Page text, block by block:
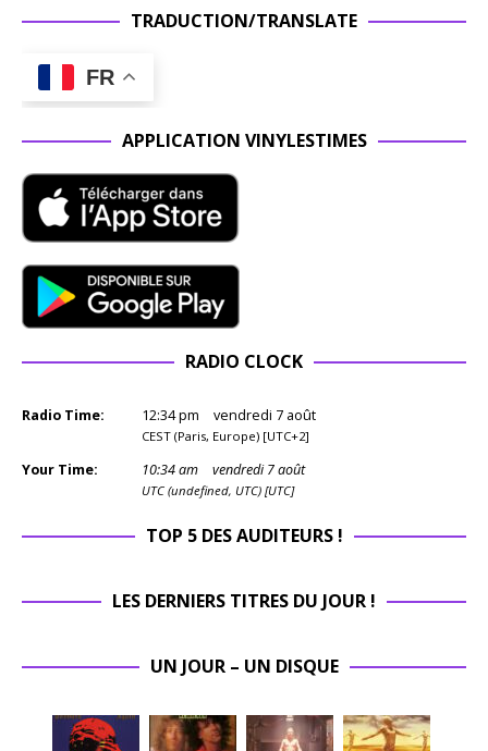
TRADUCTION/TRANSLATE
FR
APPLICATION VINYLESTIMES
RADIO CLOCK
Radio Time: 12:34pm vendredi 7 août
CEST (Paris, Europe) [UTC+2]
Your Time: 10:34am vendredi 7 août
UTC (undefined, UTC) [UTC]
TOP 5 DES AUDITEURS !
LES DERNIERS TITRES DU JOUR !
UN JOUR – UN DISQUE